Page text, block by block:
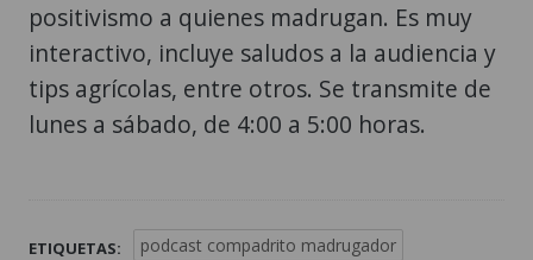
positivismo a quienes madrugan. Es muy
interactivo, incluye saludos a la audiencia y
tips agrícolas, entre otros. Se transmite de
lunes a sábado, de 4:00 a 5:00 horas.
ETIQUETAS: podcast compadrito madrugador